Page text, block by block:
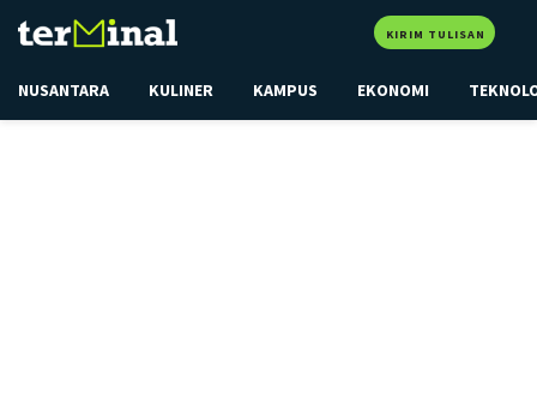
KIRIM TULISAN
NUSANTARA KULINER KAMPUS EKONOMI